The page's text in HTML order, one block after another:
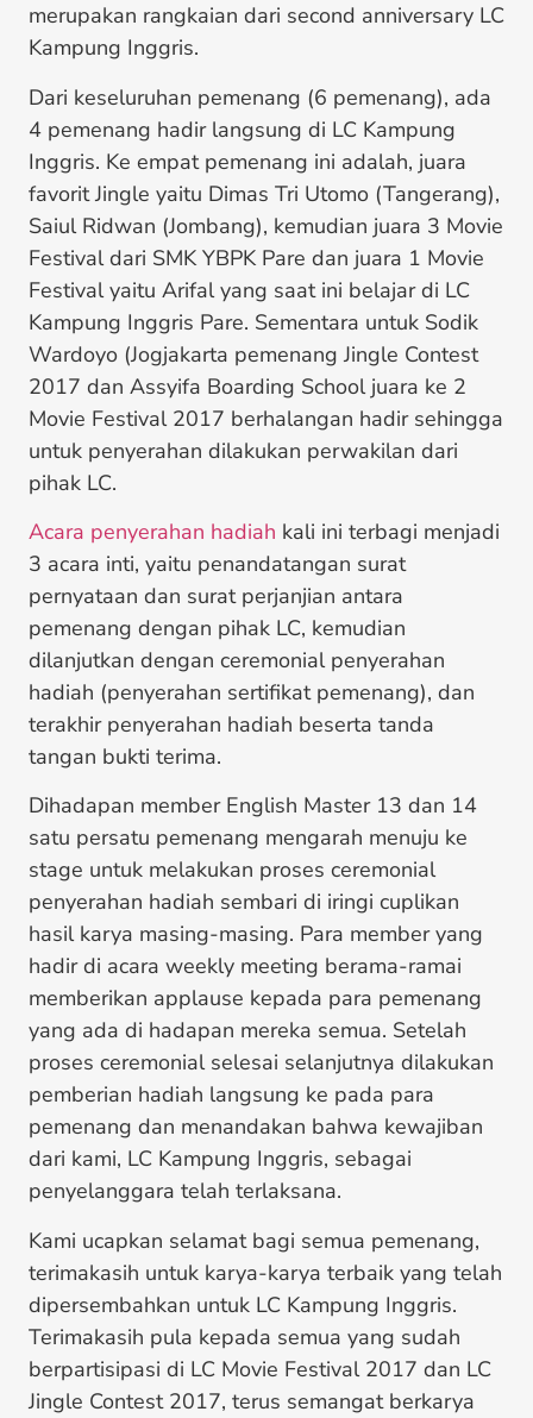
merupakan rangkaian dari second anniversary LC
Kampung Inggris.
Dari keseluruhan pemenang (6 pemenang), ada
4 pemenang hadir langsung di LC Kampung
Inggris. Ke empat pemenang ini adalah, juara
favorit Jingle yaitu Dimas Tri Utomo (Tangerang),
Saiul Ridwan (Jombang), kemudian juara 3 Movie
Festival dari SMK YBPK Pare dan juara 1 Movie
Festival yaitu Arifal yang saat ini belajar di LC
Kampung Inggris Pare. Sementara untuk Sodik
Wardoyo (Jogjakarta pemenang Jingle Contest
2017 dan Assyifa Boarding School juara ke 2
Movie Festival 2017 berhalangan hadir sehingga
untuk penyerahan dilakukan perwakilan dari
pihak LC.
Acara penyerahan hadiah kali ini terbagi menjadi
3 acara inti, yaitu penandatangan surat
pernyataan dan surat perjanjian antara
pemenang dengan pihak LC, kemudian
dilanjutkan dengan ceremonial penyerahan
hadiah (penyerahan sertifikat pemenang), dan
terakhir penyerahan hadiah beserta tanda
tangan bukti terima.
Dihadapan member English Master 13 dan 14
satu persatu pemenang mengarah menuju ke
stage untuk melakukan proses ceremonial
penyerahan hadiah sembari di iringi cuplikan
hasil karya masing-masing. Para member yang
hadir di acara weekly meeting berama-ramai
memberikan applause kepada para pemenang
yang ada di hadapan mereka semua. Setelah
proses ceremonial selesai selanjutnya dilakukan
pemberian hadiah langsung ke pada para
pemenang dan menandakan bahwa kewajiban
dari kami, LC Kampung Inggris, sebagai
penyelanggara telah terlaksana.
Kami ucapkan selamat bagi semua pemenang,
terimakasih untuk karya-karya terbaik yang telah
dipersembahkan untuk LC Kampung Inggris.
Terimakasih pula kepada semua yang sudah
berpartisipasi di LC Movie Festival 2017 dan LC
Jingle Contest 2017, terus semangat berkarya